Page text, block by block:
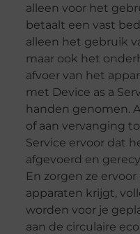
alleen voor het
betaalt een vast
alleen het gebruik
maar ook het
afvoer van het
met Device as a
handen genomen.
of aan vervanging
Service ervoor dat
afgevoerd en
En zorgen ze
apparaten krijgt,
worden voor je
aan de circulaire